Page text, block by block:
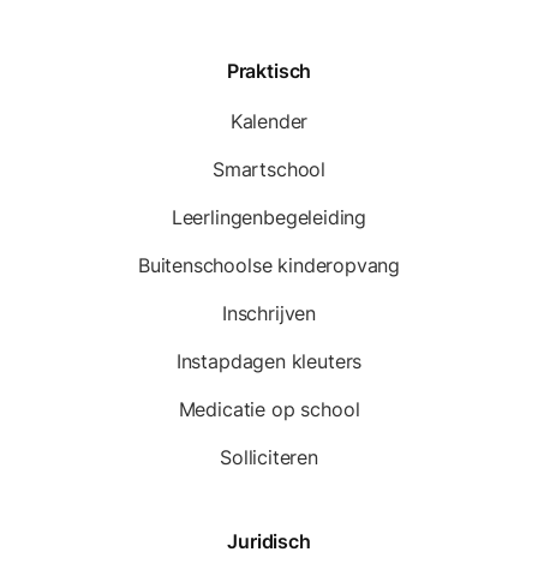
Praktisch
Kalender
Smartschool
Leerlingenbegeleiding
Buitenschoolse kinderopvang
Inschrijven
Instapdagen kleuters
Medicatie op school
Solliciteren
Juridisch